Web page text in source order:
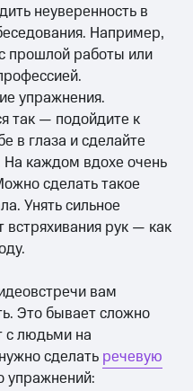
неуверенность в
Например,
прошлой работы или
упражнения.
так — подойдите к
в глаза и сделайте
На каждом вдохе очень
сделать такое
Унять сильное
встряхивания рук — как
вам
Это бывает сложно
с людьми на
сделать речевую
упражнений: